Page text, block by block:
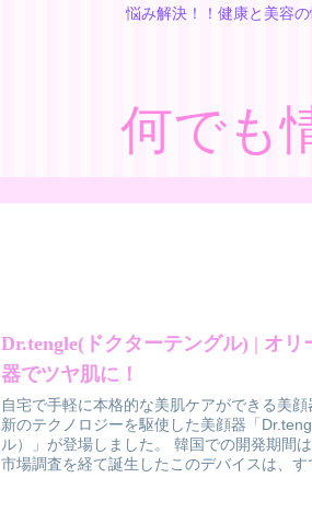
悩み解決！！健康と美容の
何でも
Dr.tengle(ドクターテングル) | オリ
器でツヤ肌に！
自宅で手軽に本格的な美肌ケアができる美
新のテクノロジーを駆使した美顔器「
ル）」が登場しました。 韓国での開発期間
市場調査を経て誕生したこのデバイスは、す